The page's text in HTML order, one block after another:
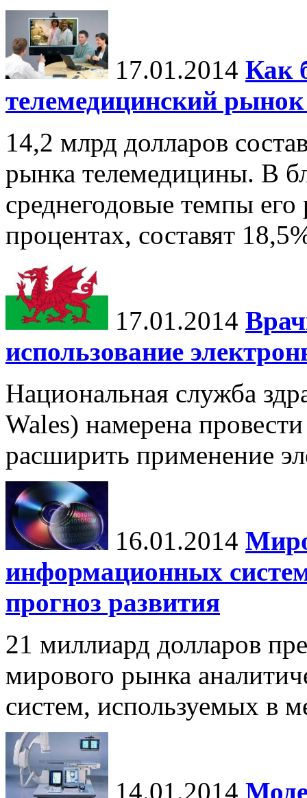
17.01.2014 Как
телемедицинский
14,2 млрд долларов
рынка телемедицины. В
среднегодовые темпы
процентах, составят
17.01.2014
использование
Национальная служба
Wales) намерена
расширить применение
16.01.2014
информационных
прогноз развития
21 миллиард долларов
мирового рынка
систем, используемых в
14.01.2014